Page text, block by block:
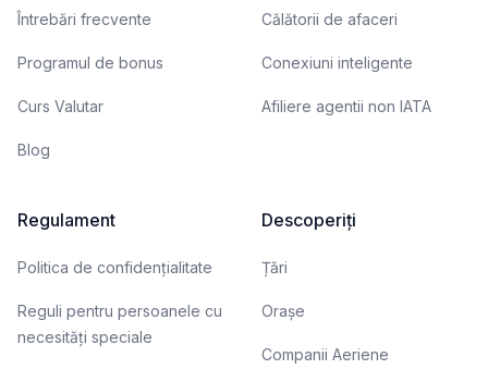
Întrebări frecvente
Programul de bonus
Curs Valutar
Blog
Călătorii de afaceri
Conexiuni inteligente
Afiliere agentii non IATA
Regulament
Politica de confidențialitate
Reguli pentru persoanele cu
necesități speciale
Descoperiți
Țări
Orașe
Companii Aeriene